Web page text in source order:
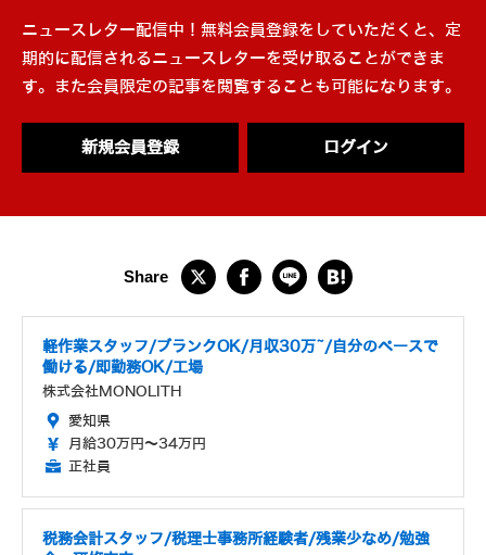
ニュースレター配信中！無料会員登録をしていただくと、定
期的に配信されるニュースレターを受け取ることができま
す。また会員限定の記事を閲覧することも可能になります。
新規会員登録 ログイン
軽作業スタッフ/ブランクOK/月収30万~/自分のペースで
働ける/即勤務OK/工場
株式会社MONOLITH
愛知県
月給30万円～34万円
正社員
税務会計スタッフ/税理士事務所経験者/残業少なめ/勉強